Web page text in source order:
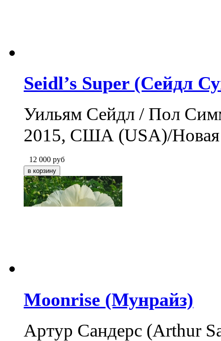
Seidl’s Super (Сейдл
Уильям Сейдл / Пол
2015, США (USA)/Новая
12 000 руб
Moonrise (Мунрайз)
Артур Сандерс (Arthur